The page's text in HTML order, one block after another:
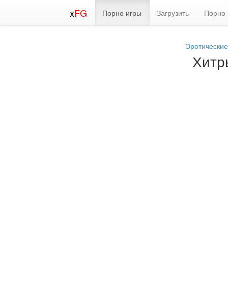
xFG Порно игры Загрузить Порно